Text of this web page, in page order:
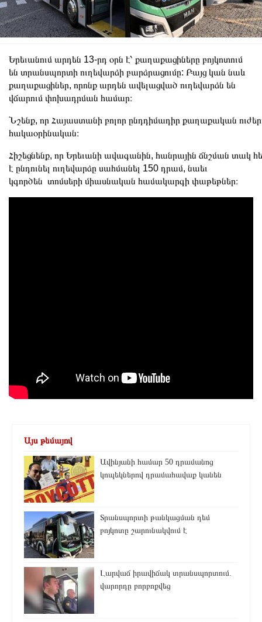
Երեւանում արդեն 13-րդ օրն է՝ քաղաքացիները բոյկոտում
են տրանսպորտի ուղեվարձի բարձրացումը: Բայց կան նաև
քաղաքացիներ, որոնք արդեն ավելացված ուղեվարձն են
վճարում փոխադրման համար։
Նշենք, որ Հայաստանի բոլոր ընդդիմադիր քաղաքական
հակաօրինական։
Հիշեցնենք, որ Երեւանի ավագանին, հանրային ճնշման տակ
է ընդունել ուղեվարձը սահմանել 150 դրամ, նաեւ
կգործեն տոմսերի միասնական համակարգի փաթեթներ։
Այս թեմայով
Ավինյանի համար 50 դրամանոց
կոպեկներով դրամահավաք կանեն
Տրանսպորտի թանկացման դեմ
բոյկոտը շարունակվում է
Լարվաճ իրավիճակ տրանսպորտում.
վարորդը բորբոքվեց